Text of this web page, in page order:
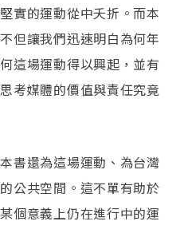
實的運動從中夭折。而本
但讓我們迅速明白為何年
這場運動得以興起，並有
考媒體的價值與責任究竟
書還為這場運動、為台灣
公共空間。這不單有助於
個意義上仍在進行中的運